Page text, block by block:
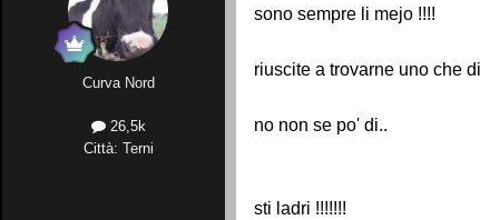
Curva Nord
26,5k
Città: Terni
sono sempre li mejo !!!!
riuscite a trovarne uno che
no non se po' di..
sti ladri !!!!!!!